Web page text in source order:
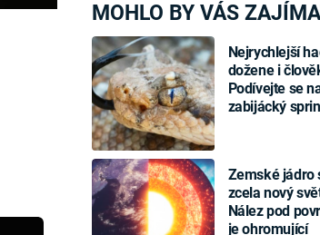
MOHLO BY VÁS
Nejrychlejší
dožene i
Podívejte se
zabijácký
Zemské jádro
zcela nový
Nález pod
je ohromující